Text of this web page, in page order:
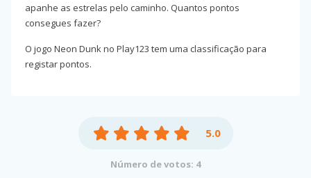
apanhe as estrelas pelo caminho. Quantos pontos
consegues fazer?
O jogo Neon Dunk no Play123 tem uma classificação para
registar pontos.
5.0
Número de votos: 4